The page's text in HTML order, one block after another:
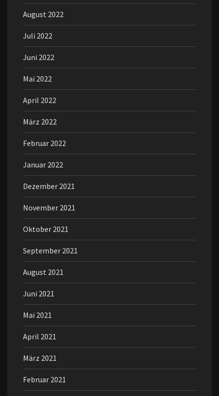
August 2022
Juli 2022
Juni 2022
Mai 2022
April 2022
März 2022
Februar 2022
Januar 2022
Dezember 2021
November 2021
Oktober 2021
September 2021
August 2021
Juni 2021
Mai 2021
April 2021
März 2021
Februar 2021